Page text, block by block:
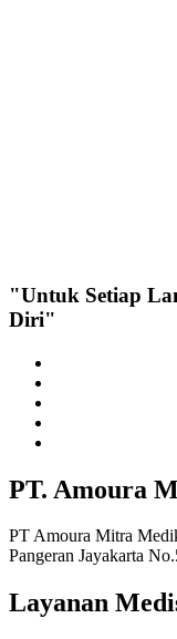
"Untuk Setiap
Diri"
PT. Amoura
PT Amoura Mitra
Pangeran Jayakarta
Layanan